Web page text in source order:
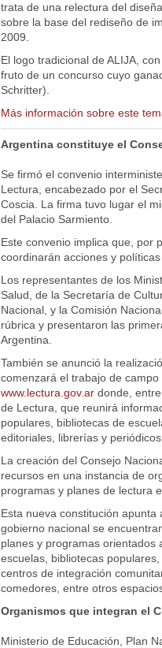
trata de una relectura del
sobre la base del rediseño de
2009.
El logo tradicional de ALIJA,
fruto de un concurso cuyo
Schritter).
Más información sobre este
Argentina constituye el
Se firmó el convenio
Lectura, encabezado por el
Coscia. La firma tuvo lugar el
del Palacio Sarmiento.
Este convenio implica que, por
coordinarán acciones y
Los representantes de los
Salud, de la Secretaría de
Nacional, y la Comisión
rúbrica y presentaron las
Argentina.
También se anunció la
comenzará el trabajo de
www.lectura.gov.ardonde, entre
de Lectura, que reunirá
populares, bibliotecas de
editoriales, librerías y
La creación del Consejo
recursos en una instancia de
programas y planes de lectura
Esta nueva constitución
gobierno nacional se
planes y programas orientados
escuelas, bibliotecas
centros de integración
comedores, entre otros
Organismos que integran el
Ministerio de Educación, Plan